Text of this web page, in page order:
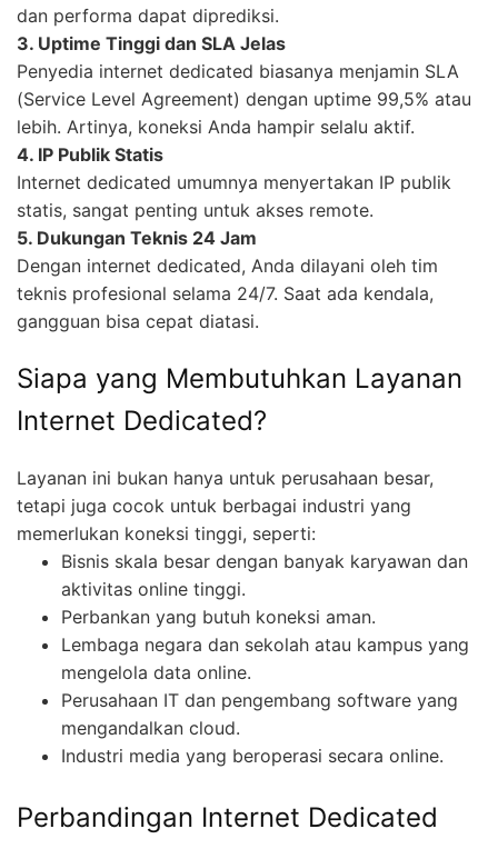
dan performa dapat diprediksi.
3. Uptime Tinggi dan SLA Jelas
Penyedia internet dedicated biasanya menjamin SLA
(Service Level Agreement) dengan uptime 99,5% atau
lebih. Artinya, koneksi Anda hampir selalu aktif.
4. IP Publik Statis
Internet dedicated umumnya menyertakan IP publik
statis, sangat penting untuk akses remote.
5. Dukungan Teknis 24 Jam
Dengan internet dedicated, Anda dilayani oleh tim
teknis profesional selama 24/7. Saat ada kendala,
gangguan bisa cepat diatasi.
Siapa yang Membutuhkan Layanan
Internet Dedicated?
Layanan ini bukan hanya untuk perusahaan besar,
tetapi juga cocok untuk berbagai industri yang
memerlukan koneksi tinggi, seperti:
Bisnis skala besar dengan banyak karyawan dan
aktivitas online tinggi.
Perbankan yang butuh koneksi aman.
Lembaga negara dan sekolah atau kampus yang
mengelola data online.
Perusahaan IT dan pengembang software yang
mengandalkan cloud.
Industri media yang beroperasi secara online.
Perbandingan Internet Dedicated